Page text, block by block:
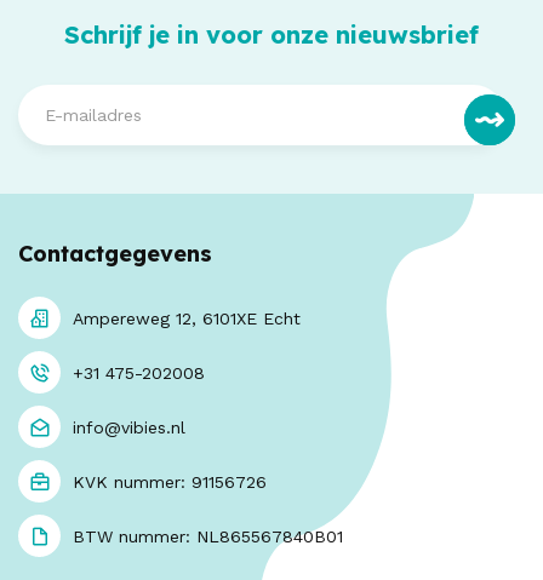
Schrijf je in voor onze nieuwsbrief
Contactgegevens
Ampereweg 12, 6101XE Echt
+31 475-202008
info@vibies.nl
KVK nummer: 91156726
BTW nummer: NL865567840B01